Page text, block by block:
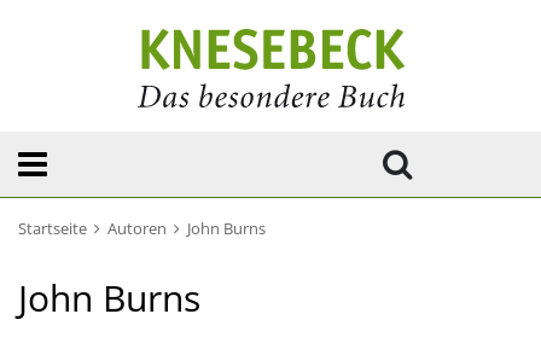
Startseite Autoren John Burns
John Burns